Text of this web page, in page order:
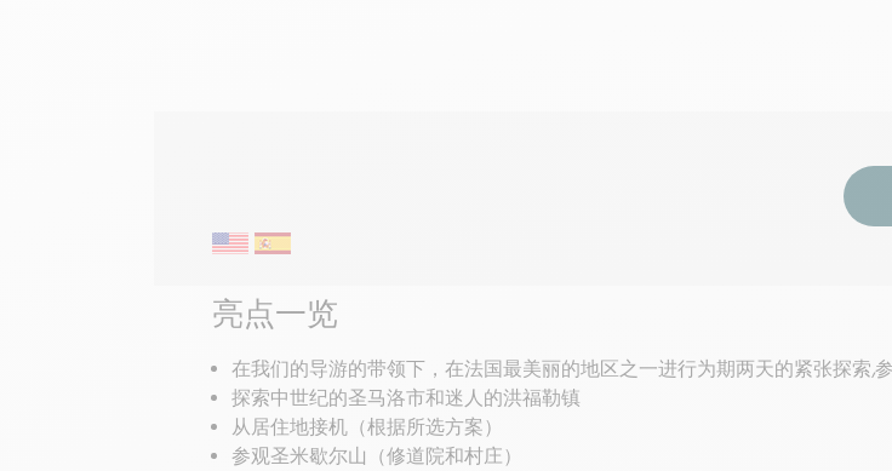
亮点一览
在我们的导游的带领下，在法国最美丽的地区之一进行为期两天的紧张探索,
探索中世纪的圣马洛市和迷人的洪福勒镇
从居住地接机（根据所选方案）
参观圣米歇尔山（修道院和村庄）